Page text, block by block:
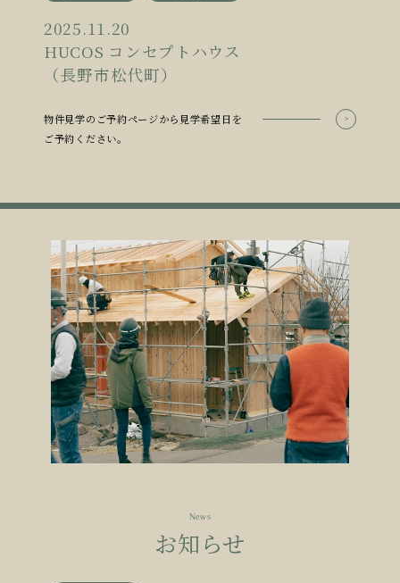
2025.11.20
HUCOS コンセプトハウス
（長野市松代町）
物件見学のご予約ページから見学希望日を
ご予約ください。
News
お知らせ